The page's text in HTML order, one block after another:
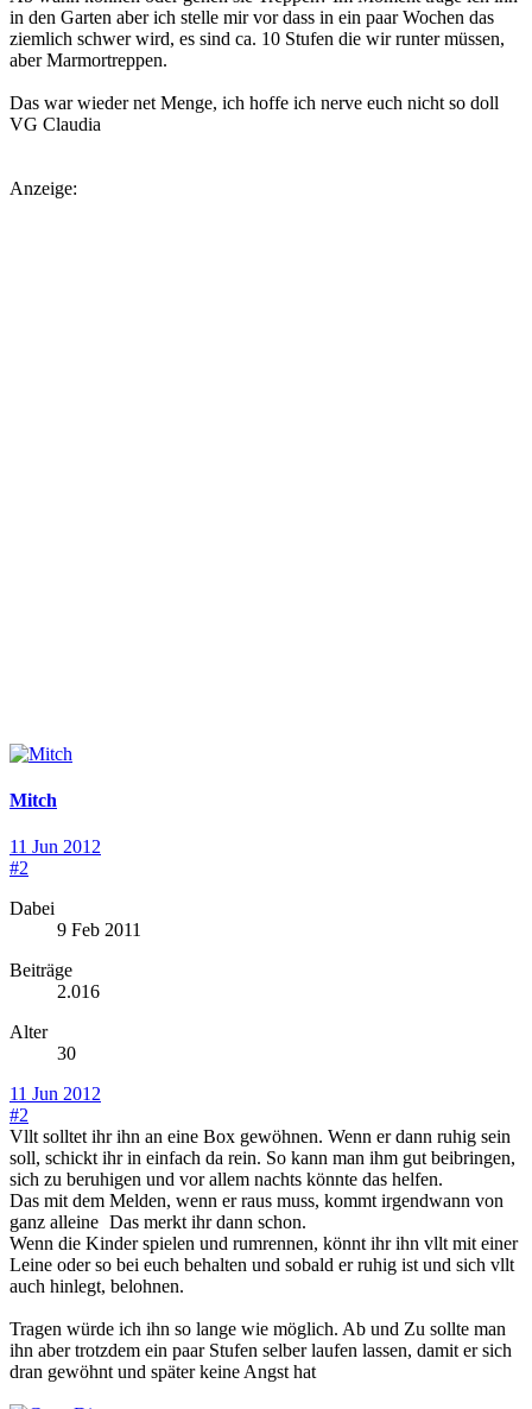
in den Garten aber ich stelle mir vor dass in ein paar Wochen das
ziemlich schwer wird, es sind ca. 10 Stufen die wir runter müssen,
aber Marmortreppen.
Das war wieder net Menge, ich hoffe ich nerve euch nicht so doll
VG Claudia
Anzeige:
Mitch
11 Jun 2012
#2
Dabei
9 Feb 2011
Beiträge
2.016
Alter
30
11 Jun 2012
#2
Vllt solltet ihr ihn an eine Box gewöhnen. Wenn er dann ruhig sein
soll, schickt ihr in einfach da rein. So kann man ihm gut beibringen,
sich zu beruhigen und vor allem nachts könnte das helfen.
Das mit dem Melden, wenn er raus muss, kommt irgendwann von
ganz alleine Das merkt ihr dann schon.
Wenn die Kinder spielen und rumrennen, könnt ihr ihn vllt mit einer
Leine oder so bei euch behalten und sobald er ruhig ist und sich vllt
auch hinlegt, belohnen.
Tragen würde ich ihn so lange wie möglich. Ab und Zu sollte man
ihn aber trotzdem ein paar Stufen selber laufen lassen, damit er sich
dran gewöhnt und später keine Angst hat